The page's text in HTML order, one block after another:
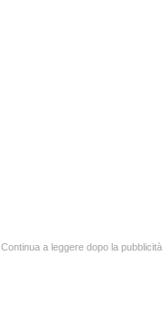
Continua a leggere dopo la pubblicità